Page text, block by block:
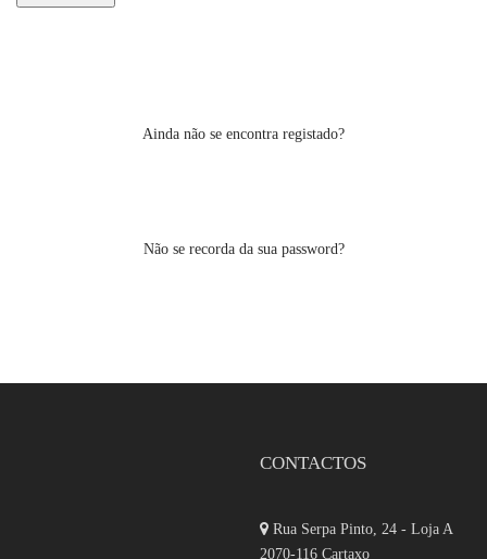
Ainda não se encontra registado?
Não se recorda da sua password?
CONTACTOS
Rua Serpa Pinto, 24 - Loja A
2070-116 Cartaxo